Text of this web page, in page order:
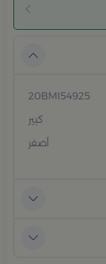
20BMI54925
كبير
أصفر